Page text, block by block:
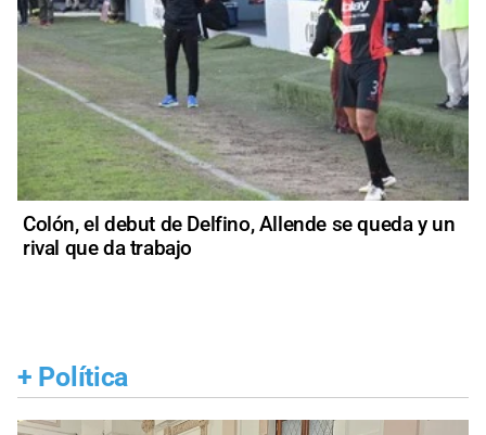
Colón, el debut de Delfino, Allende se queda y un
rival que da trabajo
+ Política